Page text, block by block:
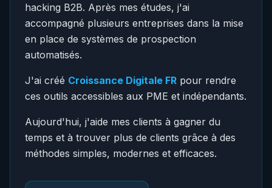
hacking B2B. Après mes études, j'ai
accompagné plusieurs entreprises dans la mise
en place de systèmes de prospection
automatisés.
J'ai créé Croissance Digitale FR pour rendre
ces outils accessibles aux PME et indépendants.
Aujourd'hui, j'aide mes clients à gagner du
temps et à trouver plus de clients grâce à des
méthodes simples, modernes et efficaces.